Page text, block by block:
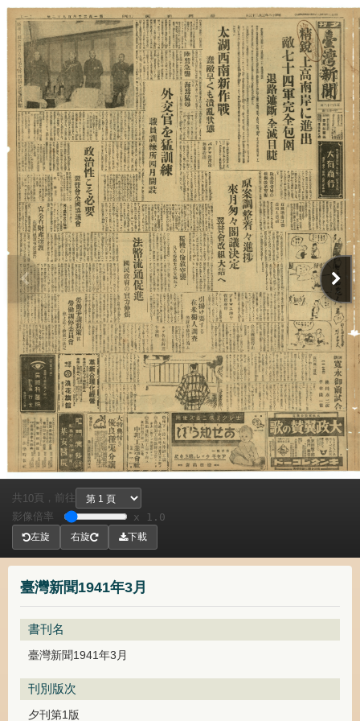
臺灣新聞1941年3月
書刊名
臺灣新聞1941年3月
刊別版次
夕刊第1版
共 10頁， 前往
影像倍率
x 1.0
左旋 右旋 下載